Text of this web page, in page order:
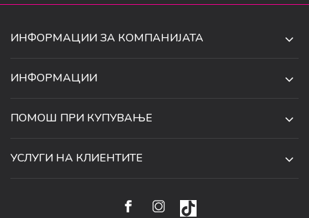
ИНФОРМАЦИИ ЗА КОМПАНИЈАТА
СКОПЈЕ, МАКЕДОНИЈА
070 231 608
ИНФОРМАЦИИ
СОРАБОТКИ
ПОМОШ ПРИ КУПУВАЊЕ
УСЛУГИ НА КЛИЕНТИТЕ
ПРАВО НА ПОВЛЕКУВАЊЕ И ЗАМЕНА НА ПРОИЗВОД